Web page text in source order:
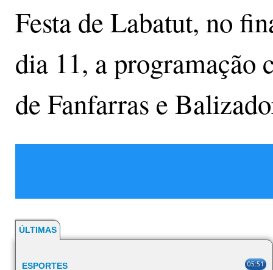
Festa de Labatut, no
dia 11, a programação
de Fanfarras e
ÚLTIMAS
ESPORTES 05:51